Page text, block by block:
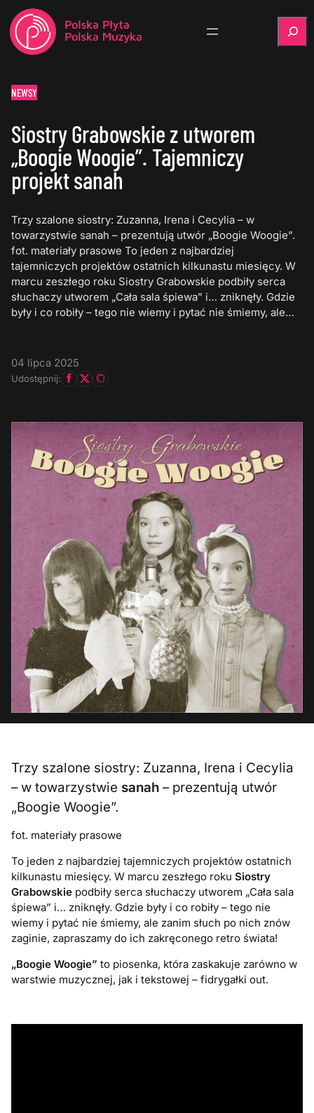
NEWSY
Siostry Grabowskie z utworem
„Boogie Woogie”. Tajemniczy
projekt sanah
Trzy szalone siostry: Zuzanna, Irena i Cecylia – w
towarzystwie sanah – prezentują utwór „Boogie Woogie”.
fot. materiały prasowe To jeden z najbardziej
tajemniczych projektów ostatnich kilkunastu miesięcy. W
marcu zeszłego roku Siostry Grabowskie podbiły serca
słuchaczy utworem „Cała sala śpiewa” i… zniknęły. Gdzie
były i co robiły – tego nie wiemy i pytać nie śmiemy, ale…
04 lipca 2025
Udostępnij:
Trzy szalone siostry: Zuzanna, Irena i Cecylia
– w towarzystwie sanah – prezentują utwór
„Boogie Woogie”.
fot. materiały prasowe
To jeden z najbardziej tajemniczych projektów ostatnich
kilkunastu miesięcy. W marcu zeszłego rokuSiostry
Grabowskie podbiły serca słuchaczy utworem „Cała sala
śpiewa” i… zniknęły. Gdzie były i co robiły – tego nie
wiemy i pytać nie śmiemy, ale zanim słuch po nich znów
zaginie, zapraszamy do ich zakręconego retro świata!
„Boogie Woogie” to piosenka, która zaskakuje zarówno w
warstwie muzycznej, jak i tekstowej – fidrygałki out.